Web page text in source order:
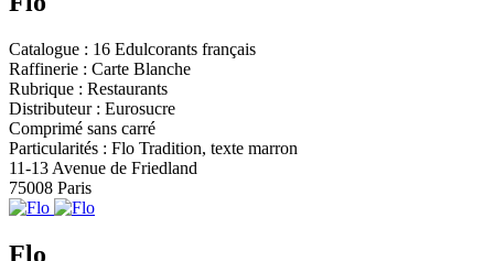
Catalogue : 16 Edulcorants français
Raffinerie : Carte Blanche
Rubrique : Restaurants
Distributeur : Eurosucre
Comprimé sans carré
Particularités : Flo Tradition, texte marron
11-13 Avenue de Friedland
75008 Paris
Flo